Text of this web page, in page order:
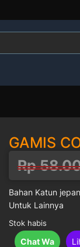
GAMIS
Rp
Harga
aslinya
adalah:
Rp
Harga
saat
ini
adalah:
Bahan Katun
Untuk Lainnya
Stok habis
Chat Wa